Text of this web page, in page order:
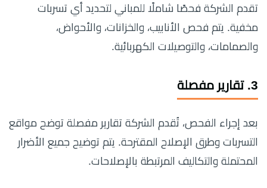
تقدم الشركة فحصًا شاملًا للمباني لتحديد أي تسربات
مخفية. يتم فحص الأنابيب، والخزانات، والأحواض،
والصمامات، والتوصيلات الكهربائية.
3. تقارير مفصلة
بعد إجراء الفحص، تُقدم الشركة تقارير مفصلة توضح مواقع
التسربات وطرق الإصلاح المقترحة. يتم توضيح جميع الأضرار
المحتملة والتكاليف المرتبطة بالإصلاحات.